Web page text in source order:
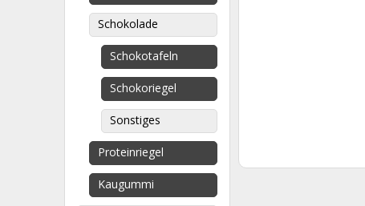
Schokolade
Schokotafeln
Schokoriegel
Sonstiges
Proteinriegel
Kaugummi